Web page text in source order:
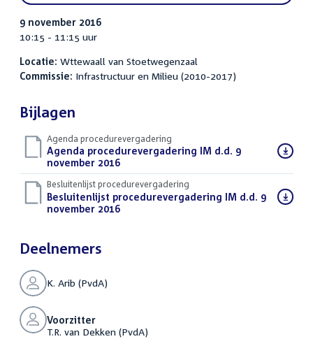
9 november 2016
10:15 - 11:15 uur
Locatie: Wttewaall van Stoetwegenzaal
Commissie: Infrastructuur en Milieu (2010-2017)
Bijlagen
Agenda procedurevergadering
Download
bestand:
Agenda procedurevergadering IM d.d. 9
november 2016(PDF)
Besluitenlijst procedurevergadering
Download
bestand:
Besluitenlijst procedurevergadering IM d.d. 9
november 2016(PDF)
Deelnemers
K. Arib (PvdA)
Voorzitter
T.R. van Dekken (PvdA)